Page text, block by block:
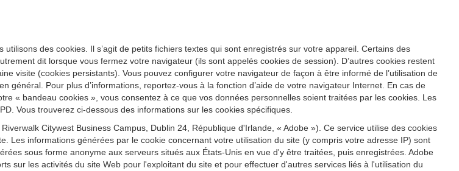
des cookies. Il s’agit de petits fichiers textes qui sont enregistrés sur votre appareil. Certains des
dit lorsque vous fermez votre navigateur (ils sont appelés cookies de session). D’autres cookies restent
visite (cookies persistants). Vous pouvez configurer votre navigateur de façon à être informé de l’utilisation de
Pour plus d’informations, reportez-vous à la fonction d’aide de votre navigateur Internet. En cas de
« bandeau cookies », vous consentez à ce que vos données personnelles soient traitées par les cookies. Les
Vous trouverez ci-dessous des informations sur les cookies spécifiques.
Citywest Business Campus, Dublin 24, République d'Irlande, « Adobe »). Ce service utilise des cookies
Les informations générées par le cookie concernant votre utilisation du site (y compris votre adresse IP) sont
sous forme anonyme aux serveurs situés aux États-Unis en vue d'y être traitées, puis enregistrées. Adobe
sur les activités du site Web pour l'exploitant du site et pour effectuer d'autres services liés à l'utilisation du